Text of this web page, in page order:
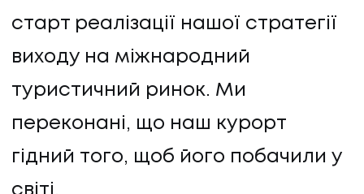
старт реалізації нашої стратегії
виходу на міжнародний
туристичний ринок. Ми
переконані, що наш курорт
гідний того, щоб його побачили у
світі.